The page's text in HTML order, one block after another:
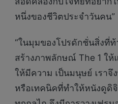
หนึ่งของชีวิตประจำวันคน”
“ในมุมของโปรดักชั่นสิ่งที่
สร้างภาพลักษณ์ The 1 ใ
ให้มีความ เป็นมนุษย์ เราจึ
หรือเทคนิคที่ทำให้หนังดูดิ